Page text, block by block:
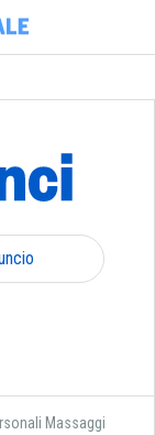
Massaggi